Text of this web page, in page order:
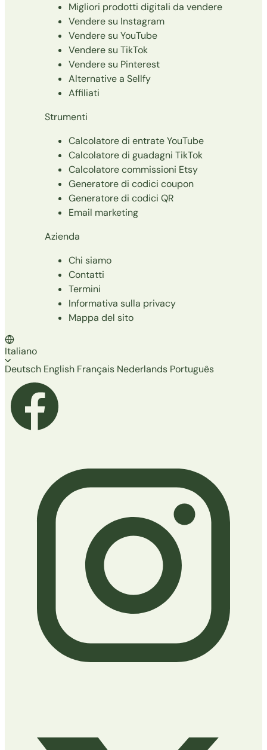
Migliori prodotti digitali da vendere
Vendere su Instagram
Vendere su YouTube
Vendere su TikTok
Vendere su Pinterest
Alternative a Sellfy
Affiliati
Strumenti
Calcolatore di entrate YouTube
Calcolatore di guadagni TikTok
Calcolatore commissioni Etsy
Generatore di codici coupon
Generatore di codici QR
Email marketing
Azienda
Chi siamo
Contatti
Termini
Informativa sulla privacy
Mappa del sito
Italiano
Deutsch English Français Nederlands Português